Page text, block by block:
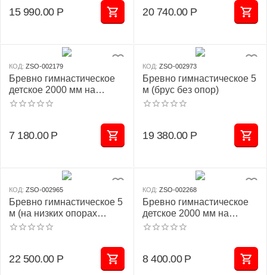
15 990.00 Р 20 740.00 Р
КОД: ZSO-002179
Бревно гимнастическое
детское 2000 мм на
опорах (ковролин)
7 180.00 Р
КОД: ZSO-002973
Бревно гимнастическое 5
м (брус без опор)
19 380.00 Р
КОД: ZSO-002965
Бревно гимнастическое 5
м (на низких опорах
металл)
22 500.00 Р
КОД: ZSO-002268
Бревно гимнастическое
детское 2000 мм на
опорах (мягкое)
8 400.00 Р